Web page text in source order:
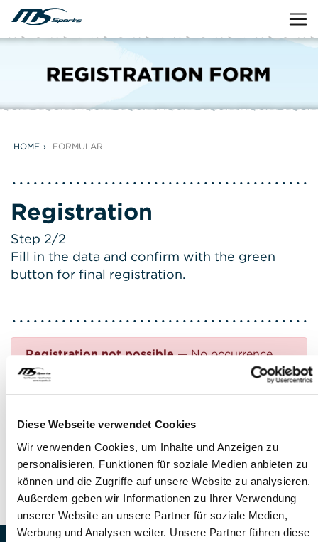
Diese Webseite verwendet Cookies
Wir verwenden Cookies, um Inhalte und Anzeigen zu
personalisieren, Funktionen für soziale Medien anbieten zu
können und die Zugriffe auf unsere Website zu analysieren.
Außerdem geben wir Informationen zu Ihrer Verwendung
unserer Website an unsere Partner für soziale Medien,
Werbung und Analysen weiter. Unsere Partner führen diese
HOME FORMULAR
Registration
Step 2/2
Fill in the data and confirm with the green
button for final registration.
Registration not possible— No occurrence
found
Questions?
FEEL FREE TO CONTACT US!
Phone: +41 41 260 33 67
E-mail:info(at)mssports.ch